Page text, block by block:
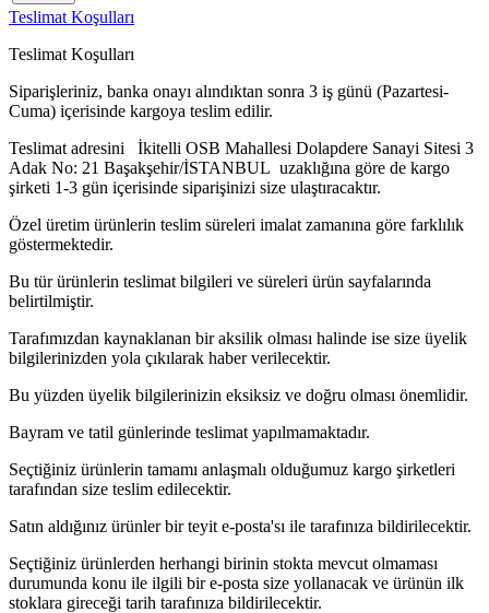
Teslimat Koşulları
Teslimat Koşulları
Siparişleriniz, banka onayı alındıktan sonra 3 iş günü (Pazartesi-
Cuma) içerisinde kargoya teslim edilir.
Teslimat adresini İkitelli OSB Mahallesi Dolapdere Sanayi Sitesi 3
Adak No: 21 Başakşehir/İSTANBUL uzaklığına göre de kargo
şirketi 1-3 gün içerisinde siparişinizi size ulaştıracaktır.
Özel üretim ürünlerin teslim süreleri imalat zamanına göre farklılık
göstermektedir.
Bu tür ürünlerin teslimat bilgileri ve süreleri ürün sayfalarında
belirtilmiştir.
Tarafımızdan kaynaklanan bir aksilik olması halinde ise size üyelik
bilgilerinizden yola çıkılarak haber verilecektir.
Bu yüzden üyelik bilgilerinizin eksiksiz ve doğru olması önemlidir.
Bayram ve tatil günlerinde teslimat yapılmamaktadır.
Seçtiğiniz ürünlerin tamamı anlaşmalı olduğumuz kargo şirketleri
tarafından size teslim edilecektir.
Satın aldığınız ürünler bir teyit e-posta'sı ile tarafınıza bildirilecektir.
Seçtiğiniz ürünlerden herhangi birinin stokta mevcut olmaması
durumunda konu ile ilgili bir e-posta size yollanacak ve ürünün ilk
stoklara gireceği tarih tarafınıza bildirilecektir.